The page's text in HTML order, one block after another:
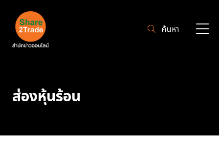
ค้นหา
ส่องหุ้นร้อน